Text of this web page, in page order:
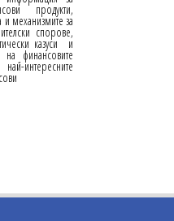
продукти,
и механизмите за
спорове,
казуси и
на финансовите
интересните